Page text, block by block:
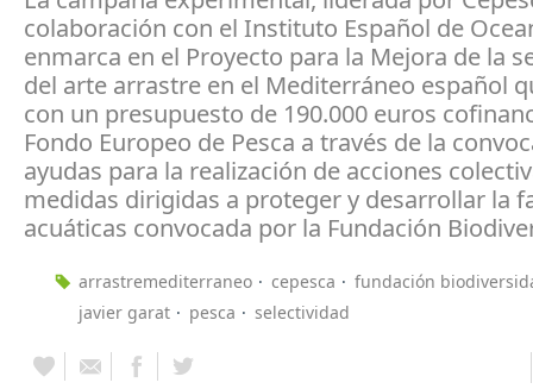
colaboración con el Instituto Español de
enmarca en el Proyecto para la Mejora de la
del arte arrastre en el Mediterráneo español
con un presupuesto de 190.000 euros
Fondo Europeo de Pesca a través de la
ayudas para la realización de acciones
medidas dirigidas a proteger y desarrollar la
acuáticas convocada por la Fundación
arrastremediterraneo cepesca
fundación
javier garat
pesca selectividad